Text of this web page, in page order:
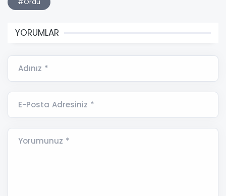
YORUMLAR
Adınız *
E-Posta Adresiniz *
Yorumunuz *